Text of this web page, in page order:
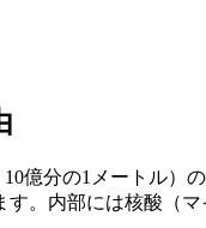
億分の1メートル
。内部には核酸